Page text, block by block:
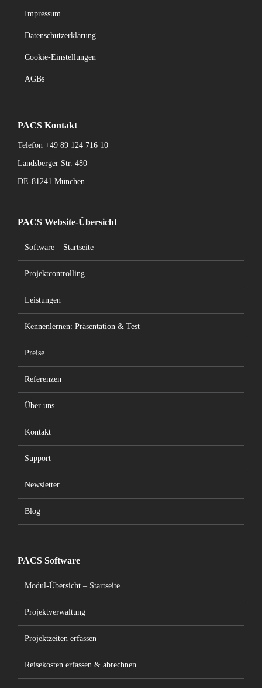
Impressum
Datenschutzerklärung
Cookie-Einstellungen
AGBs
PACS Kontakt
Telefon +49 89 124 716 10
Landsberger Str. 480
DE-81241 München
PACS Website-Übersicht
Software – Startseite
Projektcontrolling
Leistungen
Kennenlernen: Präsentation & Test
Preise
Referenzen
Über uns
Kontakt
Support
Newsletter
Blog
PACS Software
Modul-Übersicht – Startseite
Projektverwaltung
Projektzeiten erfassen
Reisekosten erfassen & abrechnen